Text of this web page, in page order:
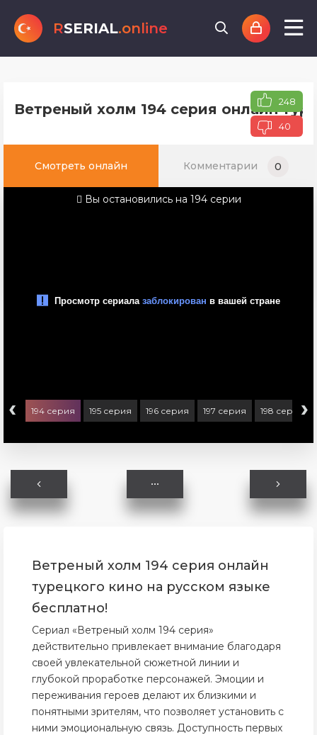
RSERIAL.online
Ветреный холм 194 серия онлайн 248
40
Смотреть онлайн Комментарии 0
Вы остановились на 194 серии
‹ 194 серия 195 серия 196 серия 197 серия 198 серия›
Ветреный холм 194 серия онлайн
турецкого кино на русском языке
бесплатно!
Сериал «Ветреный холм 194 серия»
действительно привлекает внимание благодаря
своей увлекательной сюжетной линии и
глубокой проработке персонажей. Эмоции и
переживания героев делают их близкими и
понятными зрителям, что позволяет установить с
ними эмоциональную связь. Доступность первых